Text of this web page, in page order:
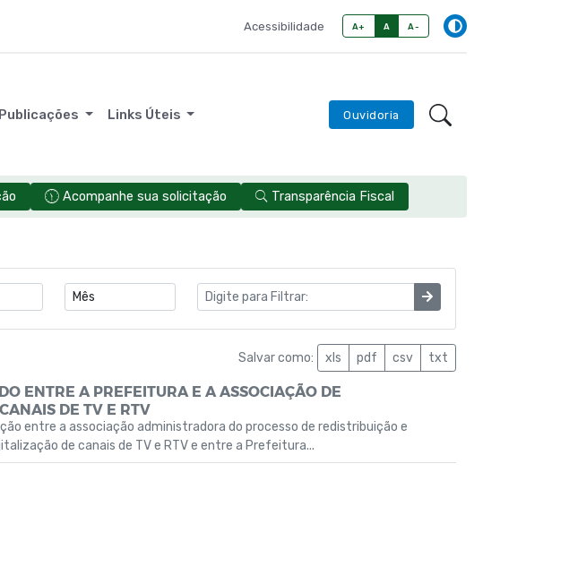
Acessibilidade A+ A A-
Publicações Links Úteis Ouvidoria
Acompanhe sua solicitação Transparência Fiscal
Salvar como: xls pdf csv txt
ENTRE A PREFEITURA E A ASSOCIAÇÃO DE
DE TV E RTV
entre a associação administradora do processo de redistribuição e
de canais de TV e RTV e entre a Prefeitura...